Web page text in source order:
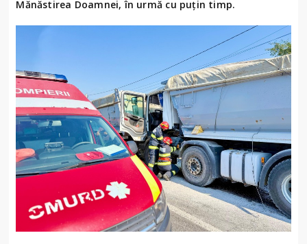
Mănăstirea Doamnei, în urmă cu puțin timp.